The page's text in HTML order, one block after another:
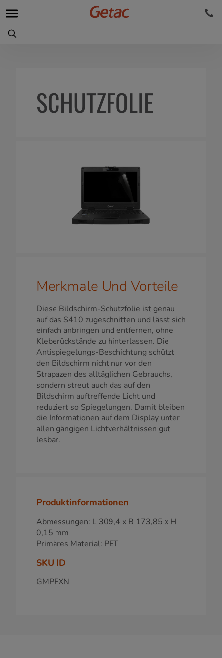
SCHUTZFOLIE
Merkmale Und Vorteile
Diese Bildschirm-Schutzfolie ist genau
auf das S410 zugeschnitten und lässt sich
einfach anbringen und entfernen, ohne
Kleberückstände zu hinterlassen. Die
Antispiegelungs-Beschichtung schützt
den Bildschirm nicht nur vor den
Strapazen des alltäglichen Gebrauchs,
sondern streut auch das auf den
Bildschirm auftreffende Licht und
reduziert so Spiegelungen. Damit bleiben
die Informationen auf dem Display unter
allen gängigen Lichtverhältnissen gut
lesbar.
Produktinformationen
Abmessungen: L 309,4 x B 173,85 x H
0,15 mm
Primäres Material: PET
SKU ID
GMPFXN